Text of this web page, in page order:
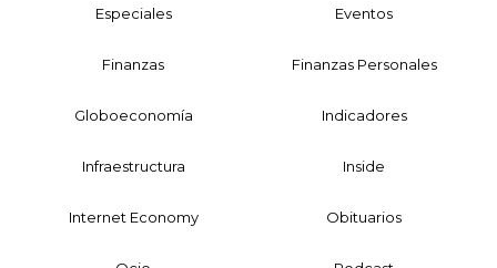
Especiales Eventos
Finanzas Finanzas Personales
Globoeconomía Indicadores
Infraestructura Inside
Internet Economy Obituarios